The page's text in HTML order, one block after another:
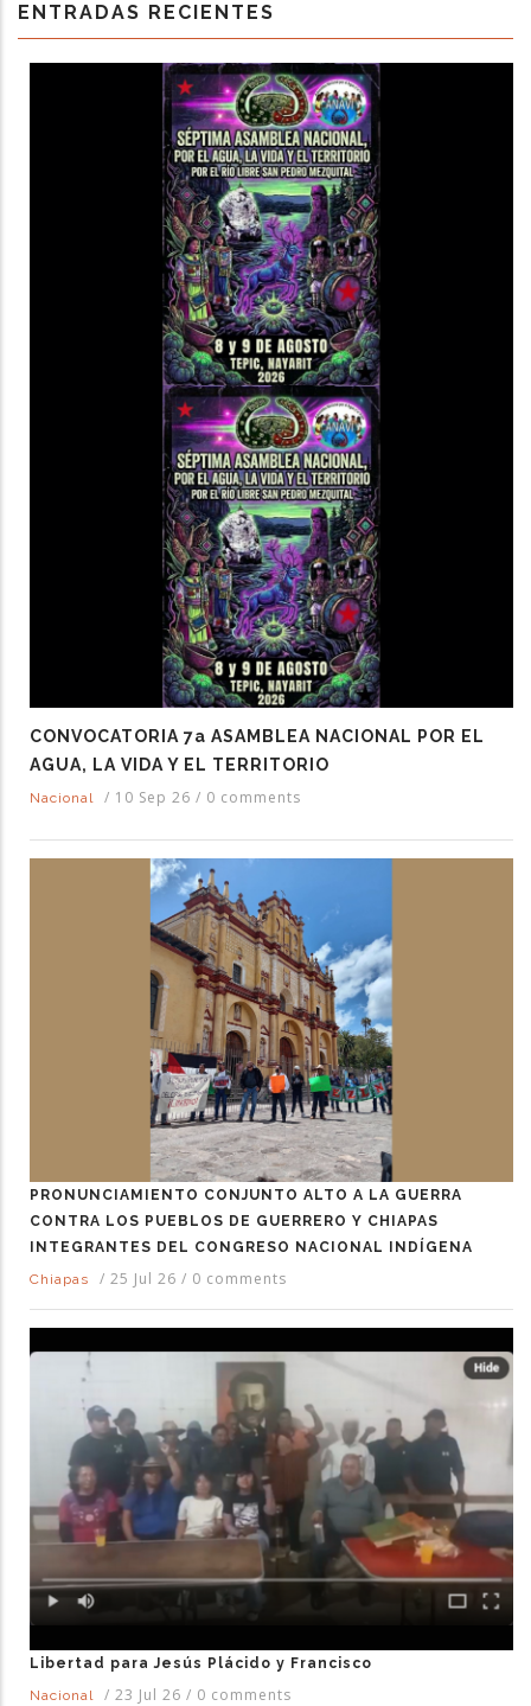
ENTRADAS RECIENTES
CONVOCATORIA 7a ASAMBLEA NACIONAL POR EL
AGUA, LA VIDA Y EL TERRITORIO
Nacional / 10 Sep 26 / 0 comments
PRONUNCIAMIENTO CONJUNTO ALTO A LA GUERRA
CONTRA LOS PUEBLOS DE GUERRERO Y CHIAPAS
INTEGRANTES DEL CONGRESO NACIONAL INDÍGENA
Chiapas
/ 25 Jul 26 / 0 comments
Libertad para Jesús Plácido y Francisco
Nacional
/ 23 Jul 26 / 0 comments